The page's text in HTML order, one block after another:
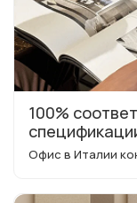
100%
Офис в Италии